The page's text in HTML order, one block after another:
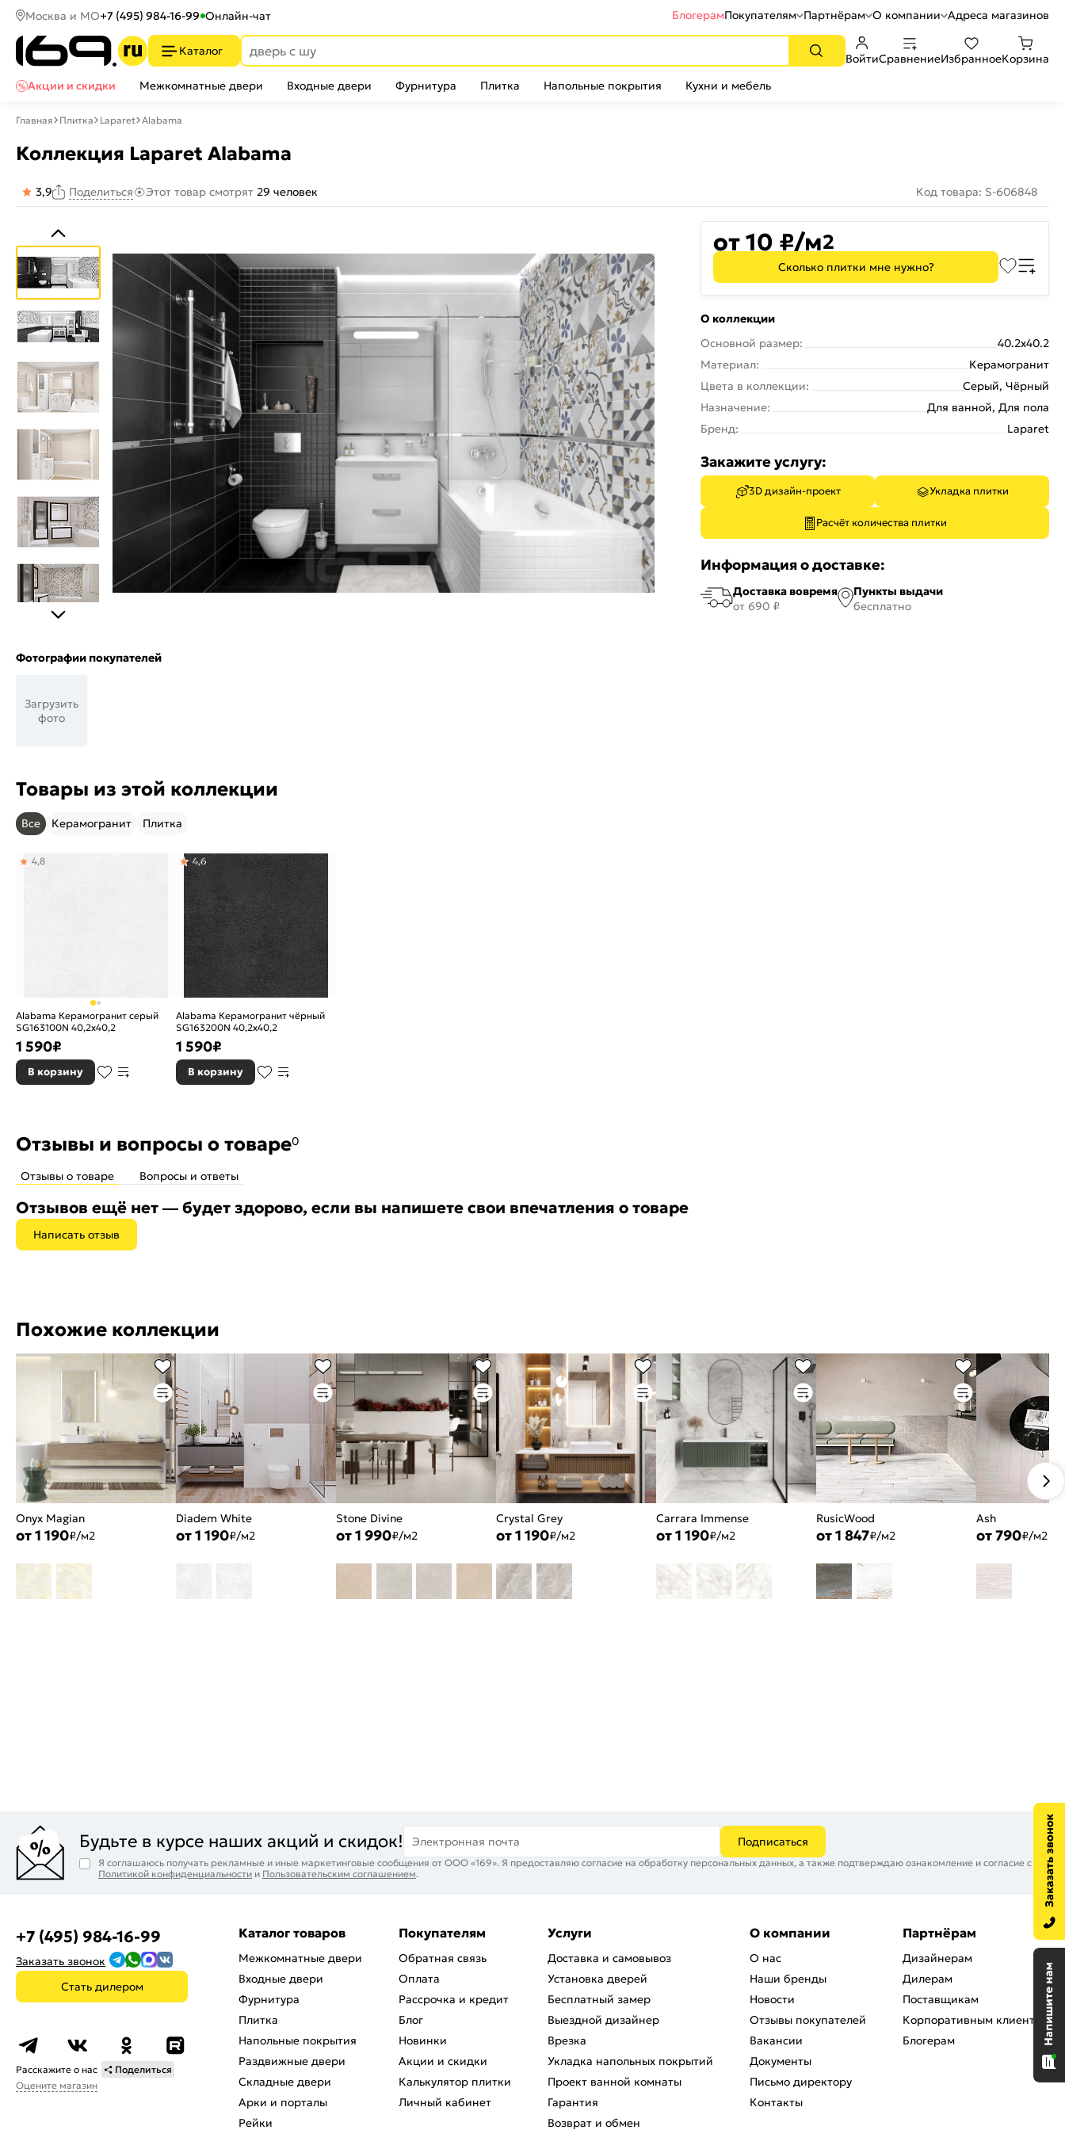
Москва и МО+7 (495) 984-16-99 Онлайн-чат БлогерамПокупателям Партнёрам О компании Адреса магазинов
Каталог
ВойтиСравнениеИзбранноеКорзина
Акции и скидки
Межкомнатные двери Входные двери Фурнитура Плитка Напольные покрытия Кухни и мебель
Главная Плитка Laparet Alabama
Коллекция Laparet Alabama
3,9 Поделиться Этот товар смотрят 29 человек Код товара: S-606848
Фотографии покупателей
Загрузить
фото
от 10 ₽/м2
Сколько плитки мне нужно?
О коллекции
Основной размер:
40.2x40.2
Материал:
Керамогранит
Цвета в коллекции:
Серый, Чёрный
Назначение:
Для ванной, Для пола
Бренд:
Laparet
Закажите услугу:
3D дизайн-проект Укладка плитки
Расчёт количества плитки
Информация о доставке:
Доставка вовремя
от 690 ₽
Пункты выдачи
бесплатно
Товары из этой коллекции
Все Керамогранит Плитка
Alabama Керамогранит серый
SG163100N 40,2х40,2
4,8
1 590₽
В корзину
Alabama Керамогранит чёрный
SG163200N 40,2х40,2
4,6
1 590₽
В корзину
Отзывы и вопросы о товаре0
Отзывы о товаре Вопросы и ответы
Отзывов ещё нет — будет здорово, если вы напишете свои впечатления о товаре
Написать отзыв
Похожие коллекции
Onyx Magian
от 1 190₽/м2
Diadem White
от 1 190₽/м2
Stone Divine
от 1 990₽/м2
Crystal Grey
от 1 190₽/м2
Carrara Immense
от 1 190₽/м2
RusicWood
от 1 847₽/м2
Ash
от 790₽/м2
Будьте в курсе наших акций и скидок! Электронная почта Подписаться
Я соглашаюсь получать рекламные и иные маркетинговые сообщения от ООО «169». Я предоставляю согласие на обработку персональных данных, а также подтверждаю ознакомление и согласие с
Политикой конфиденциальности и Пользовательским соглашением.
+7 (495) 984-16-99
Заказать звонок
Стать дилером
Расскажите о нас
Поделиться
Оцените магазин
Каталог товаров
Межкомнатные двери
Входные двери
Фурнитура
Плитка
Напольные покрытия
Раздвижные двери
Складные двери
Арки и порталы
Рейки
Покупателям
Обратная связь
Оплата
Рассрочка и кредит
Блог
Новинки
Акции и скидки
Калькулятор плитки
Личный кабинет
Услуги
Доставка и самовывоз
Установка дверей
Бесплатный замер
Выездной дизайнер
Врезка
Укладка напольных покрытий
Проект ванной комнаты
Гарантия
Возврат и обмен
О компании
О нас
Наши бренды
Новости
Отзывы покупателей
Вакансии
Документы
Письмо директору
Контакты
Партнёрам
Дизайнерам
Дилерам
Поставщикам
Корпоративным клиентам
Блогерам